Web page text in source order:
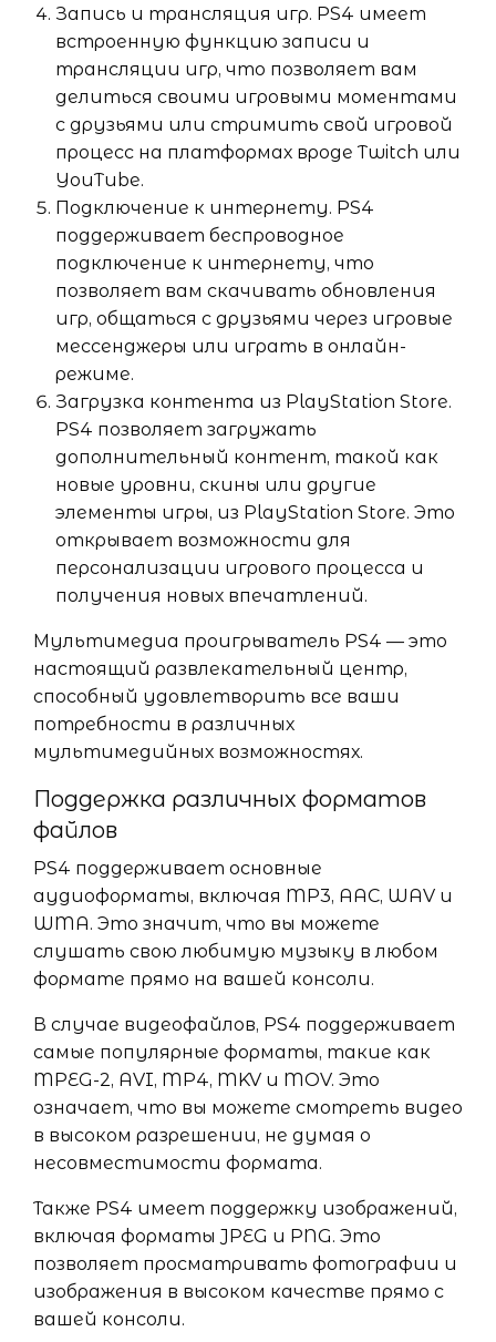
Запись и трансляция игр. PS4 имеет
встроенную функцию записи и
трансляции игр, что позволяет вам
делиться своими игровыми моментами
с друзьями или стримить свой игровой
процесс на платформах вроде Twitch или
YouTube.
Подключение к интернету. PS4
поддерживает беспроводное
подключение к интернету, что
позволяет вам скачивать обновления
игр, общаться с друзьями через игровые
мессенджеры или играть в онлайн-
режиме.
Загрузка контента из PlayStation Store.
PS4 позволяет загружать
дополнительный контент, такой как
новые уровни, скины или другие
элементы игры, из PlayStation Store. Это
открывает возможности для
персонализации игрового процесса и
получения новых впечатлений.
Мультимедиа проигрыватель PS4 — это
настоящий развлекательный центр,
способный удовлетворить все ваши
потребности в различных
мультимедийных возможностях.
Поддержка различных форматов
файлов
PS4 поддерживает основные
аудиоформаты, включая MP3, AAC, WAV и
WMA. Это значит, что вы можете
слушать свою любимую музыку в любом
формате прямо на вашей консоли.
В случае видеофайлов, PS4 поддерживает
самые популярные форматы, такие как
MPEG-2, AVI, MP4, MKV и MOV. Это
означает, что вы можете смотреть видео
в высоком разрешении, не думая о
несовместимости формата.
Также PS4 имеет поддержку изображений,
включая форматы JPEG и PNG. Это
позволяет просматривать фотографии и
изображения в высоком качестве прямо с
вашей консоли.